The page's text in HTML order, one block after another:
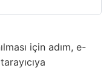
için adım, e-